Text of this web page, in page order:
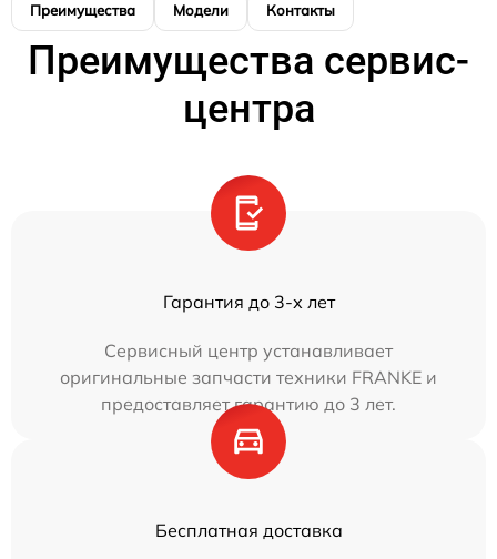
Преимущества Модели Контакты
Преимущества сервис-
центра
Гарантия до 3-х лет
Сервисный центр устанавливает
оригинальные запчасти техники FRANKE и
предоставляет гарантию до 3 лет.
Бесплатная доставка